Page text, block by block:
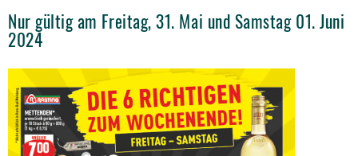
Nur gültig am Freitag, 31. Mai und Samstag 01. Juni
2024